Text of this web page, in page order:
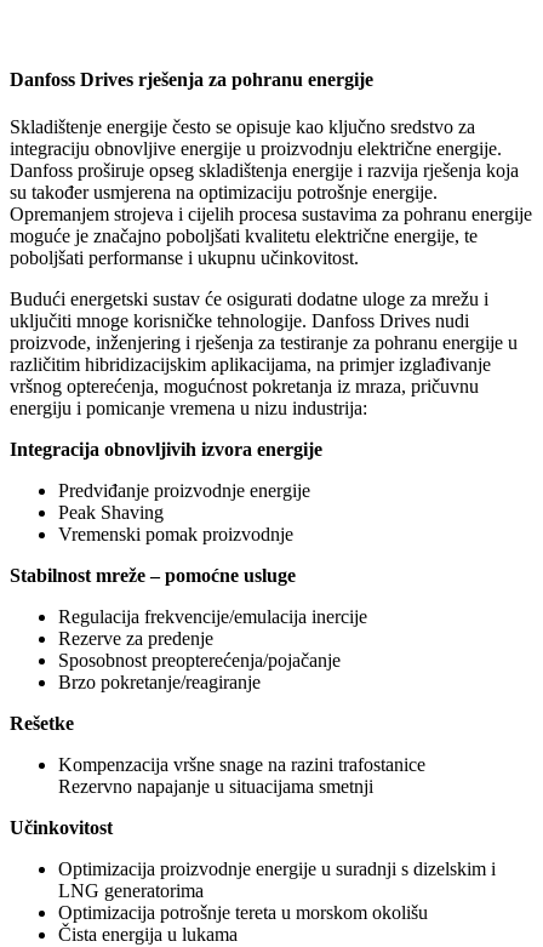
Danfoss Drives rješenja za pohranu energije
Skladištenje energije često se opisuje kao ključno sredstvo za
integraciju obnovljive energije u proizvodnju električne energije.
Danfoss proširuje opseg skladištenja energije i razvija rješenja koja
su također usmjerena na optimizaciju potrošnje energije.
Opremanjem strojeva i cijelih procesa sustavima za pohranu energije
moguće je značajno poboljšati kvalitetu električne energije, te
poboljšati performanse i ukupnu učinkovitost.
Budući energetski sustav će osigurati dodatne uloge za mrežu i
uključiti mnoge korisničke tehnologije. Danfoss Drives nudi
proizvode, inženjering i rješenja za testiranje za pohranu energije u
različitim hibridizacijskim aplikacijama, na primjer izglađivanje
vršnog opterećenja, mogućnost pokretanja iz mraza, pričuvnu
energiju i pomicanje vremena u nizu industrija:
Integracija obnovljivih izvora energije
Predviđanje proizvodnje energije
Peak Shaving
Vremenski pomak proizvodnje
Stabilnost mreže – pomoćne usluge
Regulacija frekvencije/emulacija inercije
Rezerve za predenje
Sposobnost preopterećenja/pojačanje
Brzo pokretanje/reagiranje
Rešetke
Kompenzacija vršne snage na razini trafostanice
Rezervno napajanje u situacijama smetnji
Učinkovitost
Optimizacija proizvodnje energije u suradnji s dizelskim i
LNG generatorima
Optimizacija potrošnje tereta u morskom okolišu
Čista energija u lukama